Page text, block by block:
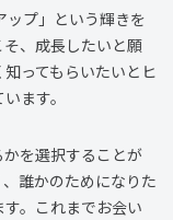
ップ」という輝きを
、成長したいと願
ってもらいたいとヒ
ます。
を選択することが
誰かのためになりた
。これまでお会い